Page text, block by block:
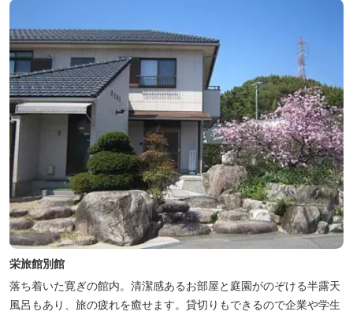
栄旅館別館
落ち着いた寛ぎの館内。清潔感あるお部屋と庭園がのぞける半露天
風呂もあり、旅の疲れを癒せます。貸切りもできるので企業や学生